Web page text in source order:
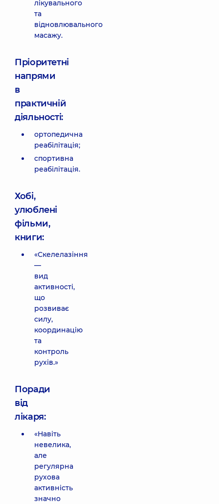
лікувального
та
відновлювального
масажу.
Пріоритетні
напрями
в
практичній
діяльності:
ортопедична
реабілітація;
спортивна
реабілітація.
Хобі,
улюблені
фільми,
книги:
«Скелелазіння
—
вид
активності,
що
розвиває
силу,
координацію
та
контроль
рухів.»
Поради
від
лікаря:
«Навіть
невелика,
але
регулярна
рухова
активність
значно